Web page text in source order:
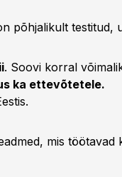
põhjalikult testitud,
. Soovi korral
ka ettevõtetele.
mis töötavad